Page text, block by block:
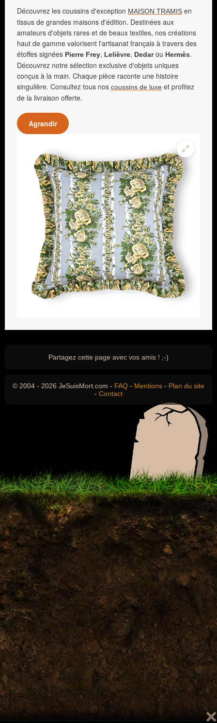
Découvrez les coussins d'exception MAISON TRAMIS en
tissus de grandes maisons d'édition. Destinées aux
amateurs d'objets rares et de beaux textiles, nos créations
haut de gamme valorisent l'artisanat français à travers des
étoffes signées Pierre Frey, Lelièvre, Dedarou Hermès.
Découvrez notre sélection exclusive d'objets uniques
conçus à la main. Chaque pièce raconte une histoire
singulière. Consultez tous nos coussins de luxe et profitez
de la livraison offerte.
Agrandir
Partagez cette page avec vos amis ! ;-)
© 2004 - 2026 JeSuisMort.com - FAQ - Mentions - Plan du site
- Contact